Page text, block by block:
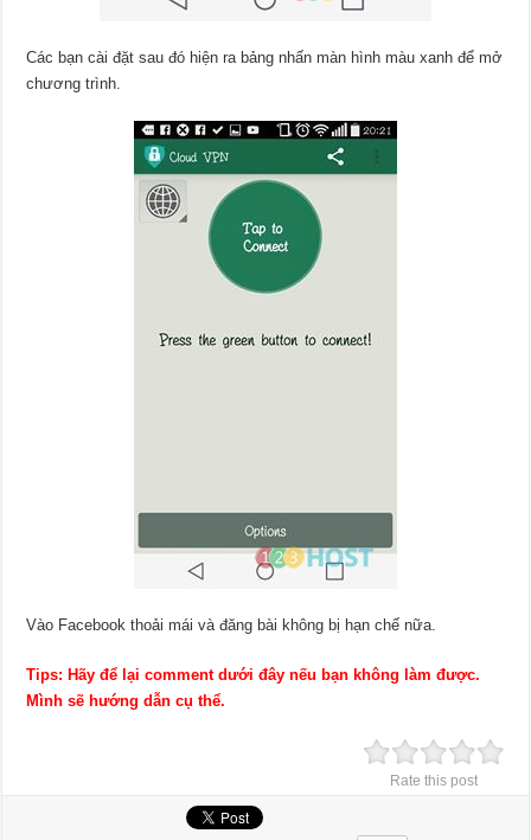
Các bạn cài đặt sau đó hiện ra bảng nhấn màn hình màu xanh để mở
chương trình.
Vào Facebook thoải mái và đăng bài không bị hạn chế nữa.
Tips: Hãy để lại comment dưới đây nếu bạn không làm được.
Mình sẽ hướng dẫn cụ thể.
Rate this post